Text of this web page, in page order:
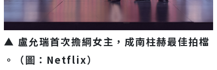
▲ 盧允瑞首次擔綱女主，成南柱赫最佳拍檔
。（圖：Netflix）